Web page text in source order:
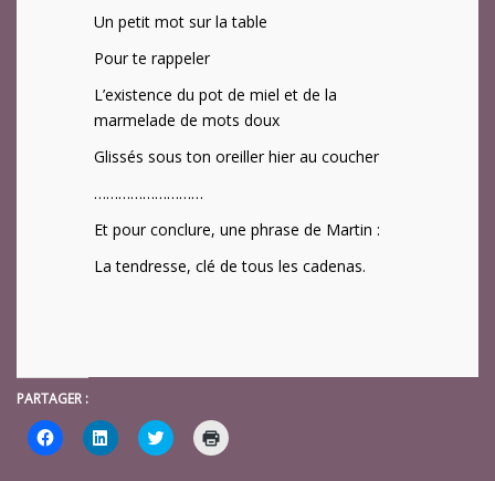
Un petit mot sur la table
Pour te rappeler
L’existence du pot de miel et de la
marmelade de mots doux
Glissés sous ton oreiller hier au coucher
………………………
Et pour conclure, une phrase de Martin :
La tendresse, clé de tous les cadenas.
PARTAGER :
Cliquez
pour
Cliquez
pour
Cliquez
pour
Cliquer
pour